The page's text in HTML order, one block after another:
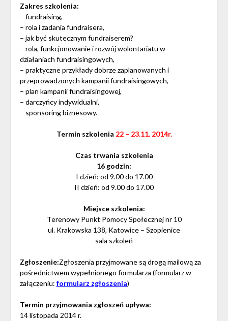
Zakres szkolenia:
– fundraising,
– rola i zadania fundraisera,
– jak być skutecznym fundraiserem?
– rola, funkcjonowanie i rozwój wolontariatu w
działaniach fundraisingowych,
– praktyczne przykłady dobrze zaplanowanych i
przeprowadzonych kampanii fundraisingowych,
– plan kampanii fundraisingowej,
– darczyńcy indywidualni,
– sponsoring biznesowy.
Termin szkolenia 22 – 23.11. 2014r.
Czas trwania szkolenia
16 godzin:
I dzień: od 9.00 do 17.00
II dzień: od 9.00 do 17.00
Miejsce szkolenia:
Terenowy Punkt Pomocy Społecznej nr 10
ul. Krakowska 138, Katowice – Szopienice
sala szkoleń
Zgłoszenie:Zgłoszenia przyjmowane są drogą mailową za
pośrednictwem wypełnionego formularza (formularz w
załączeniu: formularz zgłoszenia)
Termin przyjmowania zgłoszeń upływa:
14 listopada 2014 r.